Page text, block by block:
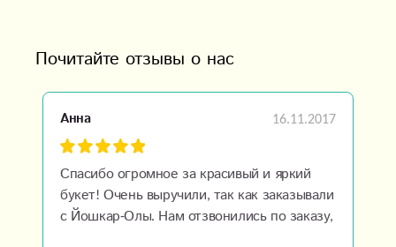
Почитайте отзывы о нас
Анна 16.11.2017
Спасибо огромное за красивый и яркий
букет! Очень выручили, так как заказывали
с Йошкар-Олы. Нам отзвонились по заказу,